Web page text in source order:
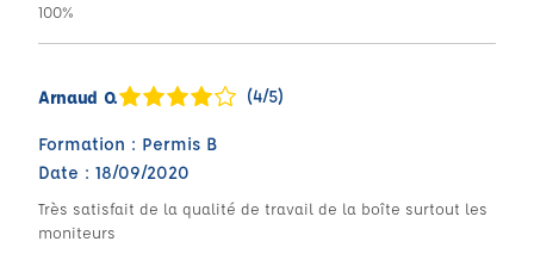
100%
Arnaud O. (4/5)
Formation : Permis B
Date : 18/09/2020
Très satisfait de la qualité de travail de la boîte surtout les
moniteurs